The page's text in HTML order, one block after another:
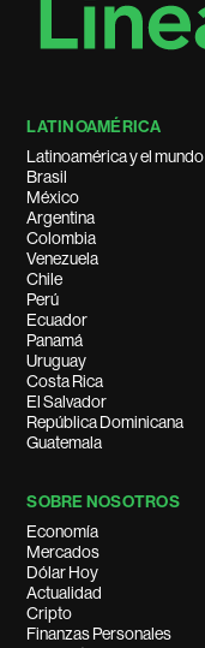
LATINOAMÉRICA
Latinoamérica y el mundo
Brasil
México
Argentina
Colombia
Venezuela
Chile
Perú
Ecuador
Panamá
Uruguay
Costa Rica
El Salvador
República Dominicana
Guatemala
SOBRE NOSOTROS
Economía
Mercados
Dólar Hoy
Actualidad
Cripto
Finanzas Personales